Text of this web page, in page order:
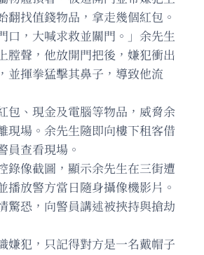
翻找值錢物品，拿走幾個紅包。
口，大喊求救並關門。」余先生
膛聲，他放開門把後，嫌犯衝出
並揮拳猛擊其鼻子，導致他流
包、現金及電腦等物品，威脅余
現場。余先生隨即向樓下租客借
員查看現場。
錄像截圖，顯示余先生在三街遭
播放警方當日隨身攝像機影片。
驚恐，向警員講述被挾持與搶劫
嫌犯，只記得對方是一名戴帽子